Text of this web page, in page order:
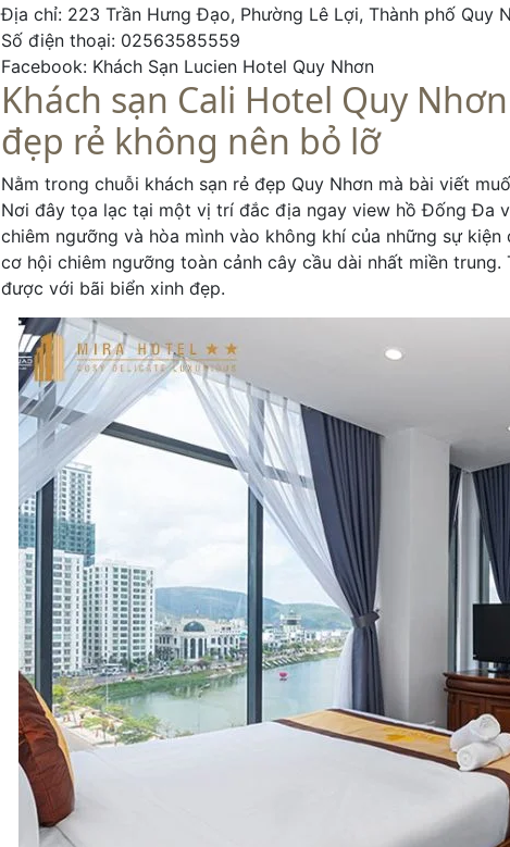
Địa chỉ: 223 Trần Hưng Đạo, Phường Lê Lợi, Thành phố Quy
Số điện thoại: 02563585559
Facebook: Khách Sạn Lucien Hotel Quy Nhơn
Khách sạn Cali Hotel Quy
đẹp rẻ không nên bỏ lỡ
Nằm trong chuỗi khách sạn rẻ đẹp Quy Nhơn mà bài viết
Nơi đây tọa lạc tại một vị trí đắc địa ngay view hồ Đống Đa
chiêm ngưỡng và hòa mình vào không khí của những sự
cơ hội chiêm ngưỡng toàn cảnh cây cầu dài nhất miền
được với bãi biển xinh đẹp.